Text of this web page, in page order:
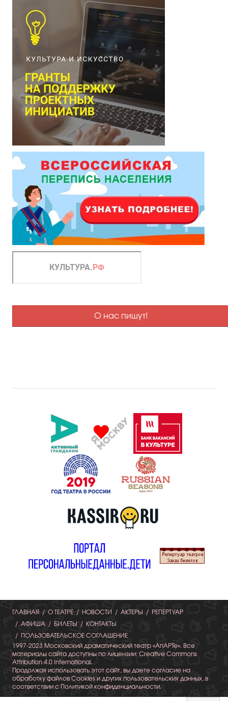
О нас пишут!
ГЛАВНАЯ О ТЕАТРЕ НОВОСТИ АКТЕРЫ
РЕПЕРТУАР
АФИША
БИЛЕТЫ
КОНТАКТЫ
ПОЛЬЗОВАТЕЛЬСКОЕ СОГЛАШЕНИЕ
1997-2023 Московский драматический театр «АпАРТе». Все
материалы сайта доступны по лицензии: Creative Commons
Attribution 4.0 International.
Продолжая использовать этот сайт, вы даете согласие на
обработку файлов Cookies и других пользовательских данных, в
соответствии с Политикой конфиденциальности.